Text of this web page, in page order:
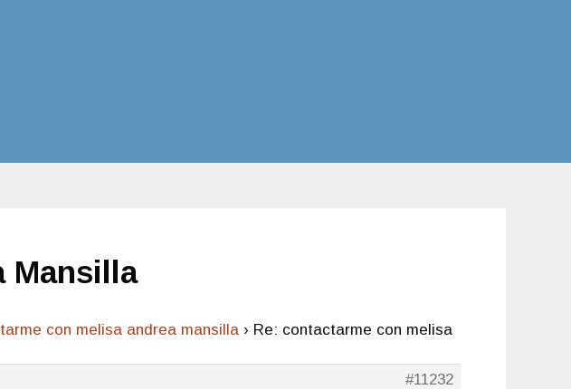
Mansilla
con melisa andrea mansilla › Re: contactarme con melisa
#11232